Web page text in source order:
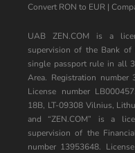
Convert RON to EUR |
UAB ZEN.COM is a
supervision of the Bank
single passport rule in all
Area. Registration number
License number
18B, LT-09308 Vilnius,
and “ZEN.COM” is a
supervision of the
number 13953648.